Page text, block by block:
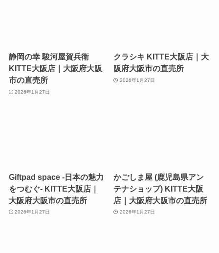
静岡の幸 駿河屋賀兵衛
KITTE大阪店｜大阪府大阪
市の直売所
2026年1月27日
クラシキ KITTE大阪店｜大
阪府大阪市の直売所
2026年1月27日
Giftpad space -日本の魅力
をつむぐ- KITTE大阪店｜
大阪府大阪市の直売所
2026年1月27日
かごしま屋 (鹿児島県アン
テナショップ) KITTE大阪
店｜大阪府大阪市の直売所
2026年1月27日